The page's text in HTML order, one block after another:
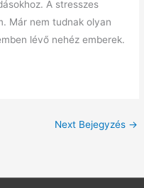
A stresszes
Már nem tudnak olyan
lévő nehéz emberek.
Next Bejegyzés →